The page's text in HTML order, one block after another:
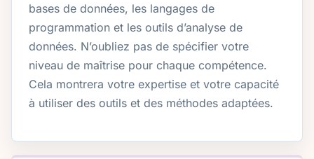
bases de données, les langages de
programmation et les outils d’analyse de
données. N’oubliez pas de spécifier votre
niveau de maîtrise pour chaque compétence.
Cela montrera votre expertise et votre capacité
à utiliser des outils et des méthodes adaptées.